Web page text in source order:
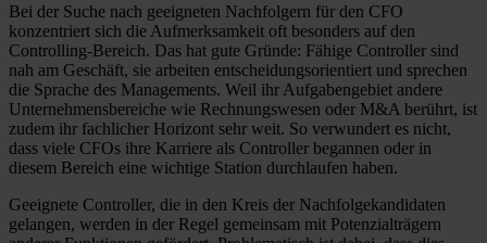
Bei der Suche nach geeigneten Nachfolgern für den CFO
konzentriert sich die Aufmerksamkeit oft besonders auf den
Controlling-Bereich. Das hat gute Gründe: Fähige Controller sind
nah am Geschäft, sie arbeiten entscheidungsorientiert und sprechen
die Sprache des Managements. Weil ihr Aufgabengebiet andere
Unternehmensbereiche wie Rechnungswesen oder M&A berührt, ist
zudem ihr fachlicher Horizont sehr weit. So verwundert es nicht,
dass viele CFOs ihre Karriere als Controller begannen oder in
diesem Bereich eine wichtige Station durchlaufen haben.
Geeignete Controller, die in den Kreis der Nachfolgekandidaten
gelangen, werden in der Regel gemeinsam mit Potenzialträgern